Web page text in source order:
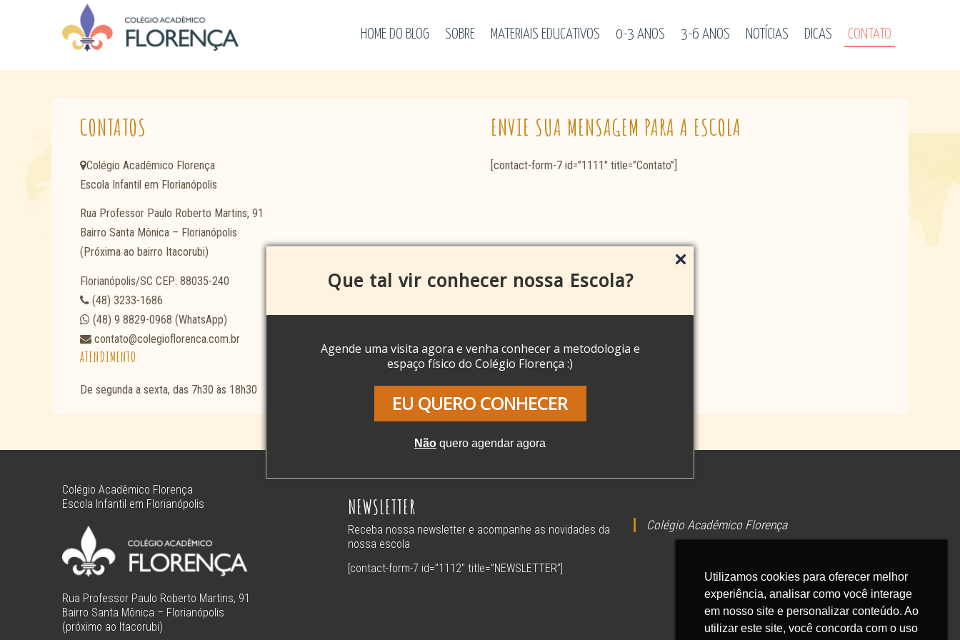
Que tal vir conhecer nossa Escola?
Agende uma visita agora e venha conhecer a metodologia e
espaço físico do Colégio Florença :)
EU QUERO CONHECER
Não quero agendar agora
Utilizamos cookies para oferecer melhor
experiência, analisar como você interage
em nosso site e personalizar conteúdo. Ao
utilizar este site, você concorda com o uso
Utilizamos cookies para oferecer melhor
experiência, analisar como você interage
em nosso site e personalizar conteúdo. Ao
utilizar este site, você concorda com o uso
HOME DO BLOG SOBRE MATERIAIS EDUCATIVOS 0-3 ANOS 3-6 ANOS NOTÍCIAS DICAS CONTATO
CONTATOS
Colégio Acadêmico Florença
Escola Infantil em Florianópolis
Rua Professor Paulo Roberto Martins, 91
Bairro Santa Mônica – Florianópolis
(Próxima ao bairro Itacorubi)
Florianópolis/SC CEP: 88035-240
(48) 3233-1686
(48) 9 8829-0968 (WhatsApp)
contato@colegioflorenca.com.br
ATENDIMENTO
De segunda a sexta, das 7h30 às 18h30
ENVIE SUA MENSAGEM PARA A ESCOLA
[contact-form-7 id=”1111″ title=”Contato”]
Colégio Acadêmico Florença
Escola Infantil em Florianópolis
Rua Professor Paulo Roberto Martins, 91
Bairro Santa Mônica – Florianópolis
(próximo ao Itacorubi)
NEWSLETTER
Receba nossa newsletter e acompanhe as novidades da
nossa escola
[contact-form-7 id=”1112″ title=”NEWSLETTER”]
Colégio Acadêmico Florença